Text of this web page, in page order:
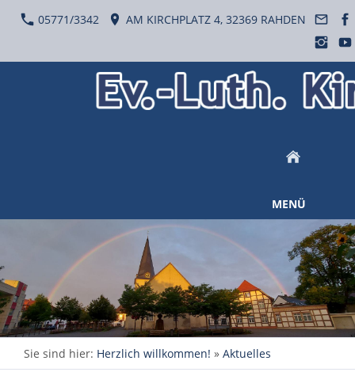
05771/3342 AM KIRCHPLATZ 4, 32369 RAHDEN
MENÜ
Sie sind hier: Herzlich willkommen! » Aktuelles